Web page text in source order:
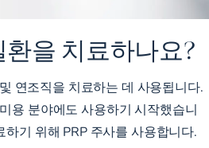
환을 치료하나요?
연조직을 치료하는 데 사용됩니다.
용 분야에도 사용하기 시작했습니
기 위해 PRP 주사를 사용합니다.